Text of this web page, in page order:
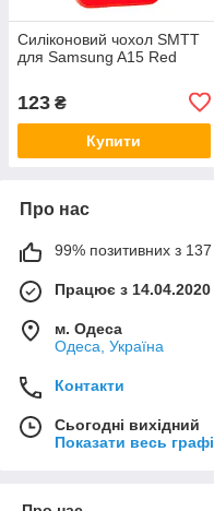
Силіконовий чохол SMTT
для Samsung A15 Red
123 ₴
Купити
Про нас
99% позитивних з 137
Працює з 14.04.2020
м. Одеса
Одеса, Україна
Контакти
Сьогодні вихідний
Показати весь